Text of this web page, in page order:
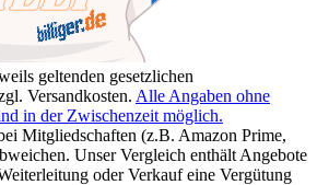
geltenden gesetzlichen
Versandkosten. Alle Angaben ohne
in der Zwischenzeit möglich.
Mitgliedschaften (z.B. Amazon Prime,
Unser Vergleich enthält Angebote
oder Verkauf eine Vergütung